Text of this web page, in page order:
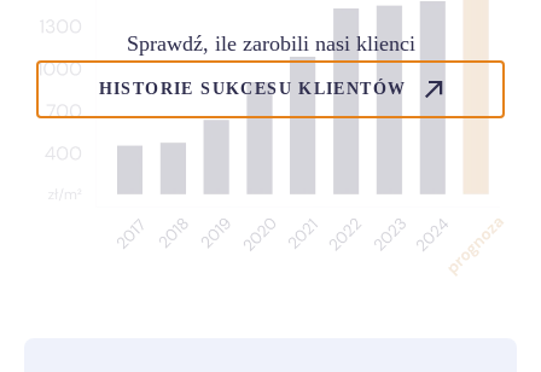
Sprawdź, ile zarobili nasi klienci
HISTORIE SUKCESU KLIENTÓW